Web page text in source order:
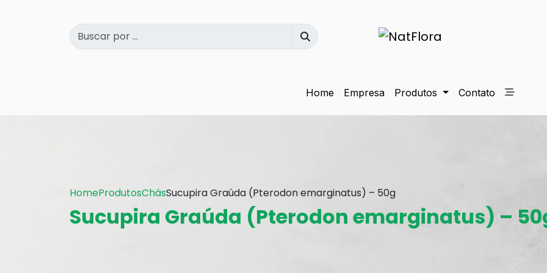
Home Empresa Produtos Contato
HomeProdutosChásSucupira Graúda (Pterodon emarginatus) – 50g
Sucupira Graúda (Pterodon emarginatus) –